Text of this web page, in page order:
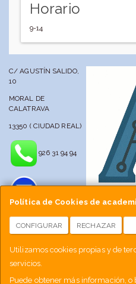
Política de Cookies de
CONFIGURAR RECHAZAR
Utilizamos cookies propias y de
servicios.
Puede obtener más información,
Horario
9-14
C/ AGUSTÍN SALIDO,
10
MORAL DE
CALATRAVA
13350 ( CIUDAD REAL)
926 31 94 94